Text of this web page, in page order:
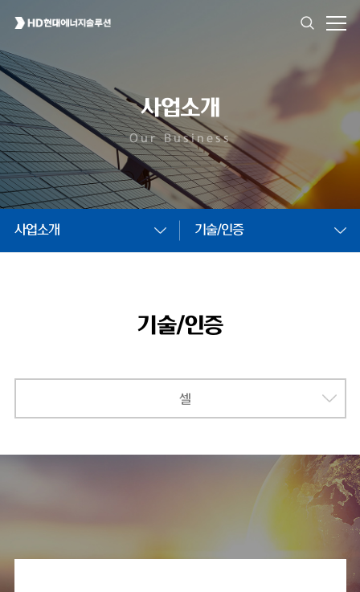
사업소개
Our Business
사업소개 기술/인증
기술/인증
셀